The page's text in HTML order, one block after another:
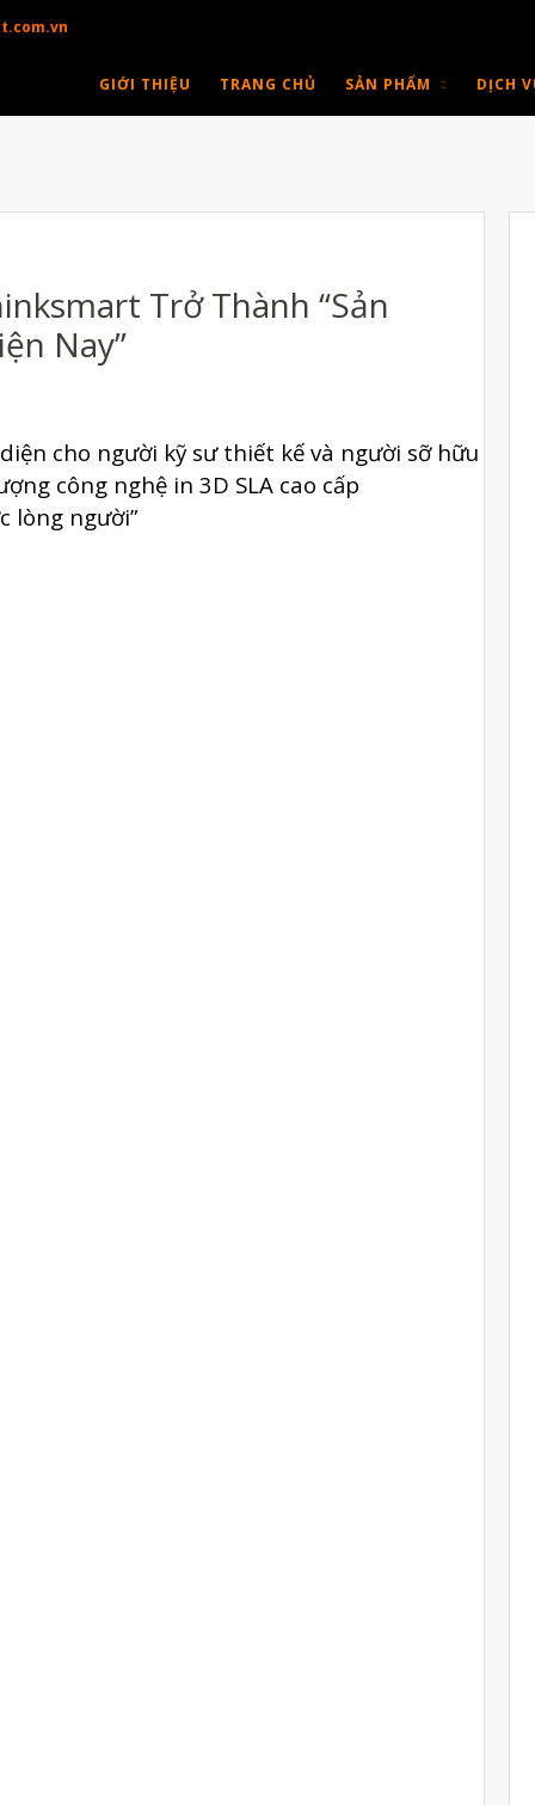
GIỚI THIỆU TRANG CHỦ SẢN PHẨM DỊCH
Trở Thành “Sản
Nay”
cho người kỹ sư thiết kế và người sỡ hữu
công nghệ in 3D SLA cao cấp
lòng người”